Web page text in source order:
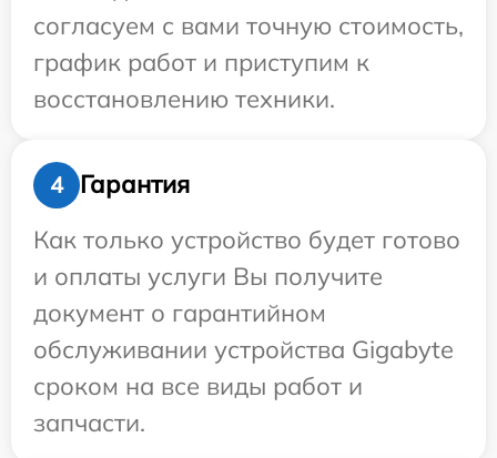
согласуем с вами точную стоимость,
график работ и приступим к
восстановлению техники.
4
Гарантия
Как только устройство будет готово
и оплаты услуги Вы получите
документ о гарантийном
обслуживании устройства Gigabyte
сроком на все виды работ и
запчасти.